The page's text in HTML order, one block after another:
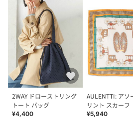
2WAY ドローストリング
トート バッグ
¥4,400
AULENTTI: アソ
リント スカーフ
¥5,940